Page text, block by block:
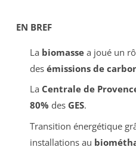
EN BREF
La biomassea joué un
des émissions de
La Centrale de
80% des GES.
Transition énergétique
installations au